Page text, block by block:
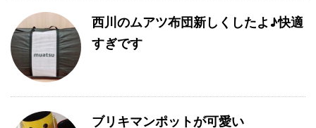
西川のムアツ布団新しくしたよ♪快適
すぎです
ブリキマンポットが可愛い